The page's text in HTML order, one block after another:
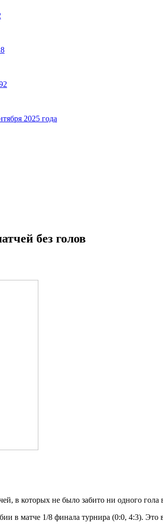
2025 года
без голов
в которых не было забито ни одного
в матче 1/8 финала турнира (0:0, 4:3).